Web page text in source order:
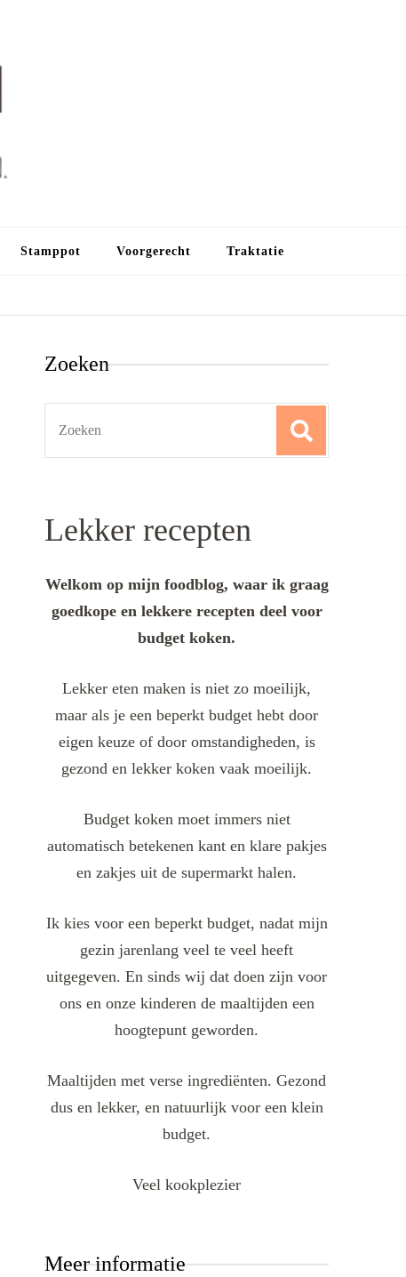
Stamppot Voorgerecht Traktatie
Zoeken
Lekker recepten
Welkom op mijn foodblog, waar ik graag
goedkope en lekkere recepten deel voor
budget koken.
Lekker eten maken is niet zo moeilijk,
maar als je een beperkt budget hebt door
eigen keuze of door omstandigheden, is
gezond en lekker koken vaak moeilijk.
Budget koken moet immers niet
automatisch betekenen kant en klare pakjes
en zakjes uit de supermarkt halen.
Ik kies voor een beperkt budget, nadat mijn
gezin jarenlang veel te veel heeft
uitgegeven. En sinds wij dat doen zijn voor
ons en onze kinderen de maaltijden een
hoogtepunt geworden.
Maaltijden met verse ingrediënten. Gezond
dus en lekker, en natuurlijk voor een klein
budget.
Veel kookplezier
Meer informatie